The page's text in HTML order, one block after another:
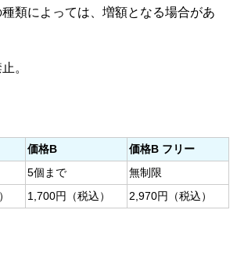
類によっては、増額となる場合があ
。
価格B
価格B フリー
5個まで
無制限
1,700円 （税込） 2,970円 （税込）